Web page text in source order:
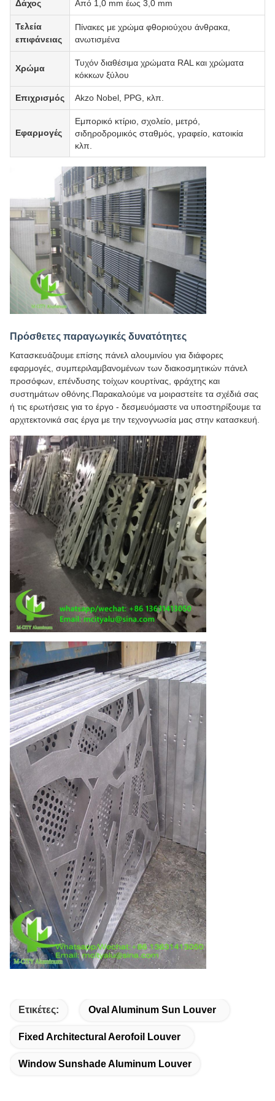
Δάχος Από 1,0 mm έως 3,0 mm
Τελεία
επιφάνειας
Πίνακες με χρώμα φθοριούχου άνθρακα,
ανωτισμένα
Χρώμα
Τυχόν διαθέσιμα χρώματα RAL και χρώματα
κόκκων ξύλου
Επιχρισμός Akzo Nobel, PPG, κλπ.
Εφαρμογές
Εμπορικό κτίριο, σχολείο, μετρό,
σιδηροδρομικός σταθμός, γραφείο, κατοικία
κλπ.
Πρόσθετες παραγωγικές δυνατότητες
Κατασκευάζουμε επίσης πάνελ αλουμινίου για διάφορες
εφαρμογές, συμπεριλαμβανομένων των διακοσμητικών πάνελ
προσόφων, επένδυσης τοίχων κουρτίνας, φράχτης και
συστημάτων οθόνης.Παρακαλούμε να μοιραστείτε τα σχέδιά σας
ή τις ερωτήσεις για το έργο - δεσμευόμαστε να υποστηρίξουμε τα
αρχιτεκτονικά σας έργα με την τεχνογνωσία μας στην κατασκευή.
Ετικέτες: Oval Aluminum Sun Louver
Fixed Architectural Aerofoil Louver
Window Sunshade Aluminum Louver